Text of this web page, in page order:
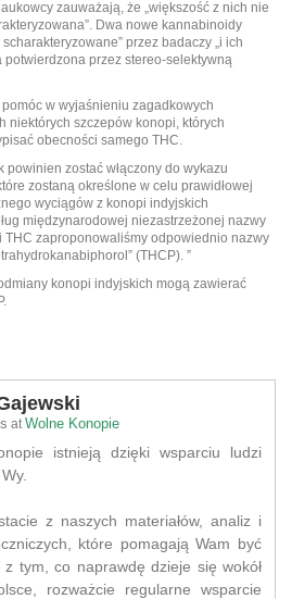
zauważają, że „większość z nich nie
Dwa nowe kannabinoidy
przez badaczy „i ich
potwierdzona przez stereo-selektywną
w wyjaśnieniu zagadkowych
niektórych szczepów konopi, których
obecności samego THC.
powinien zostać włączony do wykazu
zostaną określone w celu prawidłowej
wyciągów z konopi indyjskich
międzynarodowej niezastrzeżonej nazwy
THC zaproponowaliśmy odpowiednio nazwy
(THCP). ”
konopi indyjskich mogą zawierać
at Wolne Konopie
istnieją dzięki wsparciu ludzi
z naszych materiałów, analiz i
które pomagają Wam być
z tym, co naprawdę dzieje się wokół
rozważcie regularne wsparcie